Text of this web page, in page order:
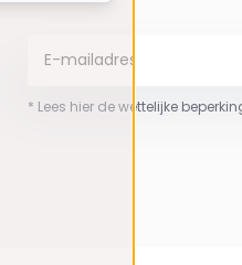
* Lees hier de wettelijke